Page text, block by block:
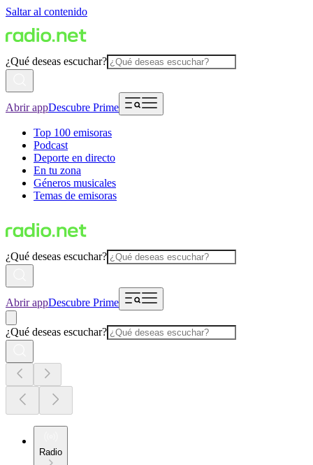
Saltar al contenido
¿Qué deseas escuchar?
Abrir appDescubre Prime
Top 100 emisoras
Podcast
Deporte en directo
En tu zona
Géneros musicales
Temas de emisoras
¿Qué deseas escuchar?
Abrir appDescubre Prime
¿Qué deseas escuchar?
Radio